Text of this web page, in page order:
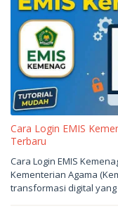
Cara Login EMIS
Terbaru
Mei
8,
2026
sukantengah
Cara Login EMIS
Kementerian Agama
transformasi digital